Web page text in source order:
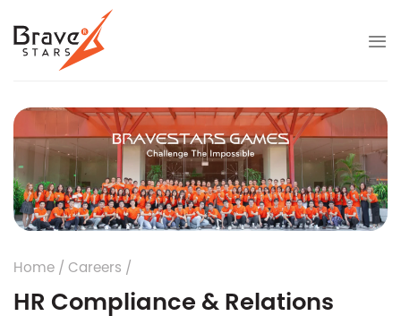
content
Home / Careers /
HR Compliance & Relations